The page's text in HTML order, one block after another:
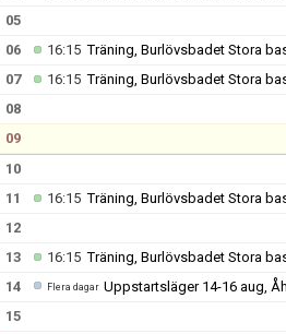
05
06
16:15Träning, Burlövsbadet Stora
07
16:15Träning, Burlövsbadet Stora
08
09
10
11
16:15Träning, Burlövsbadet Stora
12
13
16:15Träning, Burlövsbadet Stora
14
Flera dagar Uppstartsläger 14-16 aug,
15